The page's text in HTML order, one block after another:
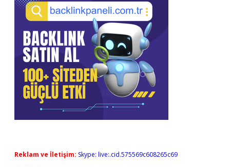
Reklam ve İletişim: Skype: live:.cid.575569c608265c69